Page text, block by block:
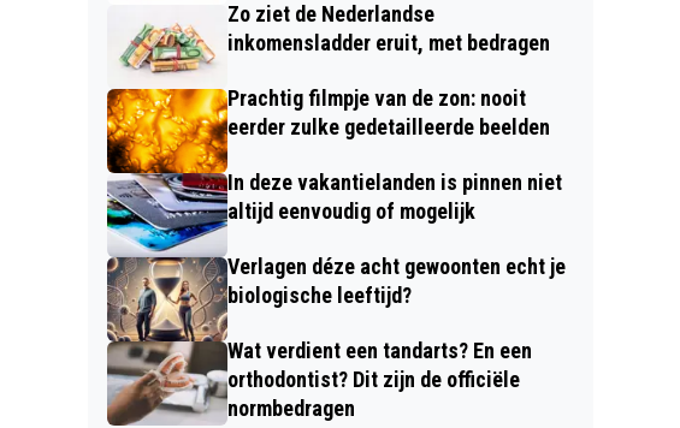
Zo ziet de Nederlandse
inkomensladder eruit, met bedragen
Prachtig filmpje van de zon: nooit
eerder zulke gedetailleerde beelden
In deze vakantielanden is pinnen niet
altijd eenvoudig of mogelijk
Verlagen déze acht gewoonten echt je
biologische leeftijd?
Wat verdient een tandarts? En een
orthodontist? Dit zijn de officiële
normbedragen